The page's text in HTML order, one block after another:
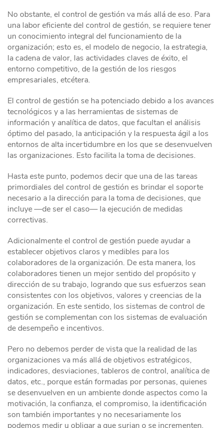
No obstante, el control de gestión va más allá de eso. Para
una labor eficiente del control de gestión, se requiere tener
un conocimiento integral del funcionamiento de la
organización; esto es, el modelo de negocio, la estrategia,
la cadena de valor, las actividades claves de éxito, el
entorno competitivo, de la gestión de los riesgos
empresariales, etcétera.
El control de gestión se ha potenciado debido a los avances
tecnológicos y a las herramientas de sistemas de
información y analítica de datos, que facultan el análisis
óptimo del pasado, la anticipación y la respuesta ágil a los
entornos de alta incertidumbre en los que se desenvuelven
las organizaciones. Esto facilita la toma de decisiones.
Hasta este punto, podemos decir que una de las tareas
primordiales del control de gestión es brindar el soporte
necesario a la dirección para la toma de decisiones, que
incluye —de ser el caso— la ejecución de medidas
correctivas.
Adicionalmente el control de gestión puede ayudar a
establecer objetivos claros y medibles para los
colaboradores de la organización. De esta manera, los
colaboradores tienen un mejor sentido del propósito y
dirección de su trabajo, logrando que sus esfuerzos sean
consistentes con los objetivos, valores y creencias de la
organización. En este sentido, los sistemas de control de
gestión se complementan con los sistemas de evaluación
de desempeño e incentivos.
Pero no debemos perder de vista que la realidad de las
organizaciones va más allá de objetivos estratégicos,
indicadores, desviaciones, tableros de control, analítica de
datos, etc., porque están formadas por personas, quienes
se desenvuelven en un ambiente donde aspectos como la
motivación, la confianza, el compromiso, la identificación
son también importantes y no necesariamente los
podemos medir u obligar a que surjan o se incrementen.